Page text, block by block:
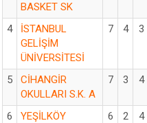
BASKET SK
4
İSTANBUL
GELİŞİM
ÜNİVERSİTESİ
7 4 3
5
CİHANGİR
OKULLARI S.K. A
7 3 4
6
YEŞİLKÖY
6 2 4